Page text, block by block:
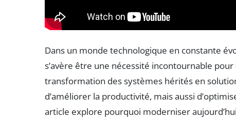
Dans un monde technologique en constante
s’avère être une nécessité incontournable
transformation des systèmes hérités en
d’améliorer la productivité, mais aussi
article explore pourquoi moderniser